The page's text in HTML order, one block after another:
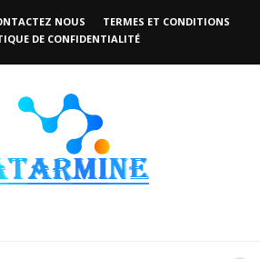
NOUS
TERMES ET CONDITIONS
DE CONFIDENTIALITÉ